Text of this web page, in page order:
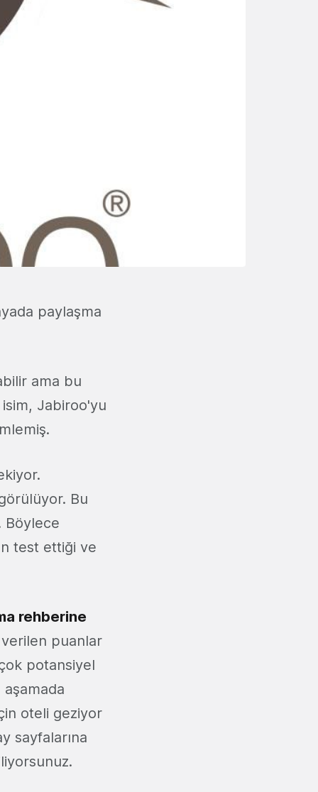
paylaşma
ama bu
Jabiroo'yu
Bu
Böylece
test ettiği ve
rehberine
puanlar
potansiyel
oteli geziyor
sayfalarına